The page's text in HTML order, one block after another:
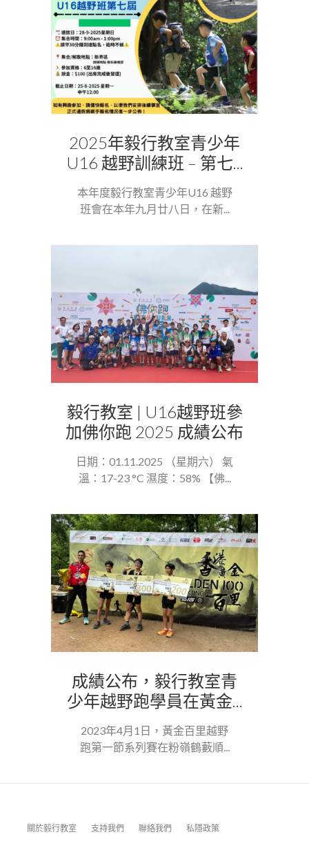
2025年毅行教室青少年
U16 越野訓練班 – 第七...
本年度毅行教室青少年U16 越野
班會在本年九月廿八日，在新...
毅行教室 | U16越野班參
加佛你跑 2025 成績公布
日期：01.11.2025 （星期六） 氣
溫：17-23 °C 濕度：58% 【佛...
成績公布，毅行教室青
少年越野跑學員在黃金...
2023年4月1日，黃金百里越野
跑第一節系列賽在粉嶺鶴藪順...
關於毅行教室 支持我們 聯絡我們 私隱政策